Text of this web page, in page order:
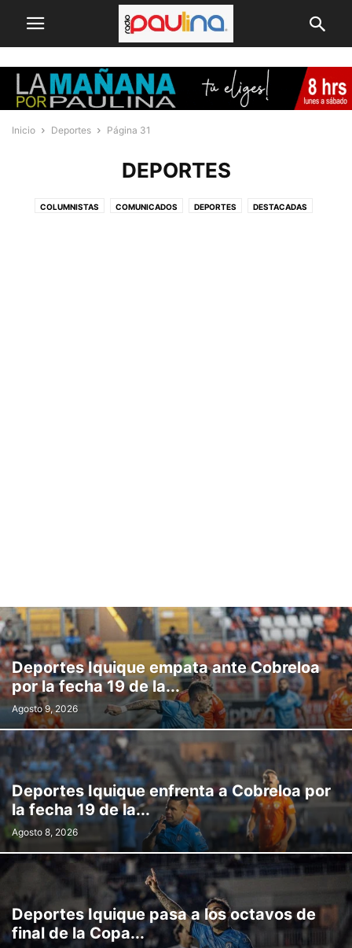
Inicio Deportes Página 31
DEPORTES
COLUMNISTAS COMUNICADOS DEPORTES DESTACADAS
Deportes Iquique empata ante Cobreloa
por la fecha 19 de la...
Agosto 9, 2026
Deportes Iquique enfrenta a Cobreloa por
la fecha 19 de la...
Agosto 8, 2026
Deportes Iquique pasa a los octavos de
final de la Copa...